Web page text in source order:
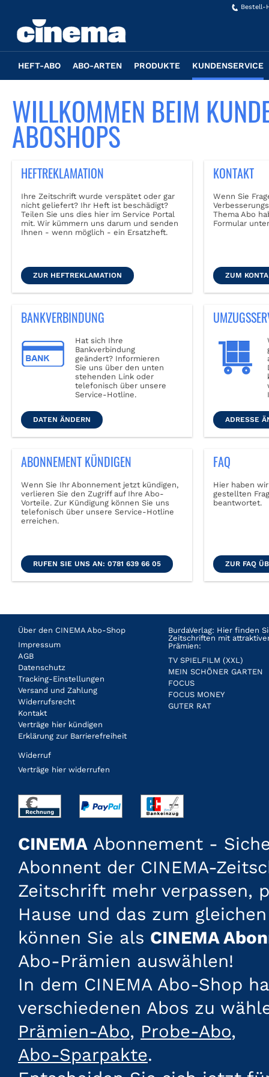
Bestell-
HEFT-ABO ABO-ARTEN PRODUKTE KUNDENSERVICE
WILLKOMMEN BEIM
ABOSHOPS
HEFTREKLAMATION
Ihre Zeitschrift wurde verspätet oder gar
nicht geliefert? Ihr Heft ist beschädigt?
Teilen Sie uns dies hier im Service Portal
mit. Wir kümmern uns darum und senden
Ihnen - wenn möglich - ein Ersatzheft.
ZUR HEFTREKLAMATION
KONTAKT
Wenn Sie
Thema Abo
Formular
ZUM
BANKVERBINDUNG
Hat sich Ihre
Bankverbindung
geändert? Informieren
Sie uns über den unten
stehenden Link oder
telefonisch über unsere
Service-Hotline.
DATEN ÄNDERN ADRESSE
ABONNEMENT KÜNDIGEN
Wenn Sie Ihr Abonnement jetzt kündigen,
verlieren Sie den Zugriff auf Ihre Abo-
Vorteile. Zur Kündigung können Sie uns
telefonisch über unsere Service-Hotline
erreichen.
RUFEN SIE UNS AN: 0781 639 66 05
FAQ
Hier haben
gestellten
beantwortet.
ZUR FAQ
Über den CINEMA Abo-Shop
Impressum
AGB
Datenschutz
Tracking-Einstellungen
Versand und Zahlung
Widerrufsrecht
Kontakt
Verträge hier kündigen
Erklärung zur Barrierefreiheit
Widerruf
Verträge hier widerrufen
BurdaVerlag: Hier finden
Zeitschriften mit
Prämien:
TV SPIELFILM (XXL)
MEIN SCHÖNER GARTEN
FOCUS
FOCUS MONEY
GUTER RAT
CINEMA Abonnement -
Abonnent der CINEMA-
Zeitschrift mehr verpassen,
Hause und das zum
können Sie als CINEMA
Abo-Prämien auswählen!
In dem CINEMA Abo-Shop
verschiedenen Abos zu
Prämien-Abo, Probe-Abo,
Abo-Sparpakte.